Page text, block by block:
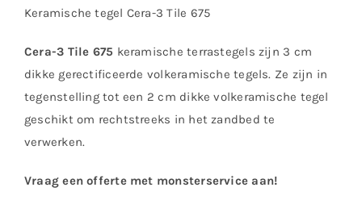
Keramische tegel Cera-3 Tile 675
Cera-3 Tile 675 keramische terrastegels zijn 3 cm
dikke gerectificeerde volkeramische tegels. Ze zijn in
tegenstelling tot een 2 cm dikke volkeramische tegel
geschikt om rechtstreeks in het zandbed te
verwerken.
Vraag een offerte met monsterservice aan!